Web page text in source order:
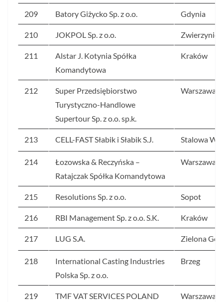
209 Batory Giżycko Sp. z o.o. Gdynia
210 JOKPOL Sp. z o.o. Zwierzyniec
211
Alstar J. Kotynia Spółka
Komandytowa
Kraków
212
Super Przedsiębiorstwo
Turystyczno-Handlowe
Supertour Sp. z o.o. sp.k.
Warszawa
213 CELL-FAST Słabik i Słabik S.J. Stalowa
214
Łozowska & Reczyńska –
Ratajczak Spółka Komandytowa
Warszawa
215 Resolutions Sp. z o.o. Sopot
216 RBI Management Sp. z o.o. S.K. Kraków
217 LUG S.A. Zielona
218
International Casting Industries
Polska Sp. z o.o.
Brzeg
219 TMF VAT SERVICES POLAND Warszawa